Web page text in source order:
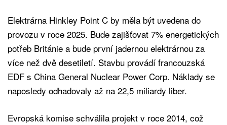
Elektrárna Hinkley Point C by měla být uvedena do
provozu v roce 2025. Bude zajišťovat 7% energetických
potřeb Británie a bude první jadernou elektrárnou za
více než dvě desetiletí. Stavbu provádí francouzská
EDF s China General Nuclear Power Corp. Náklady se
naposledy odhadovaly až na 22,5 miliardy liber.
Evropská komise schválila projekt v roce 2014, což